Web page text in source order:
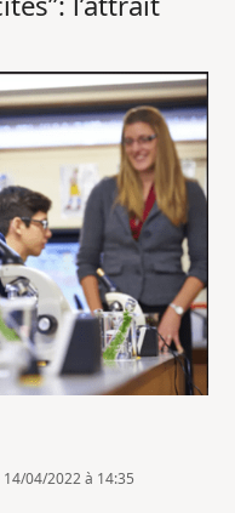
04/2022 à 14:35